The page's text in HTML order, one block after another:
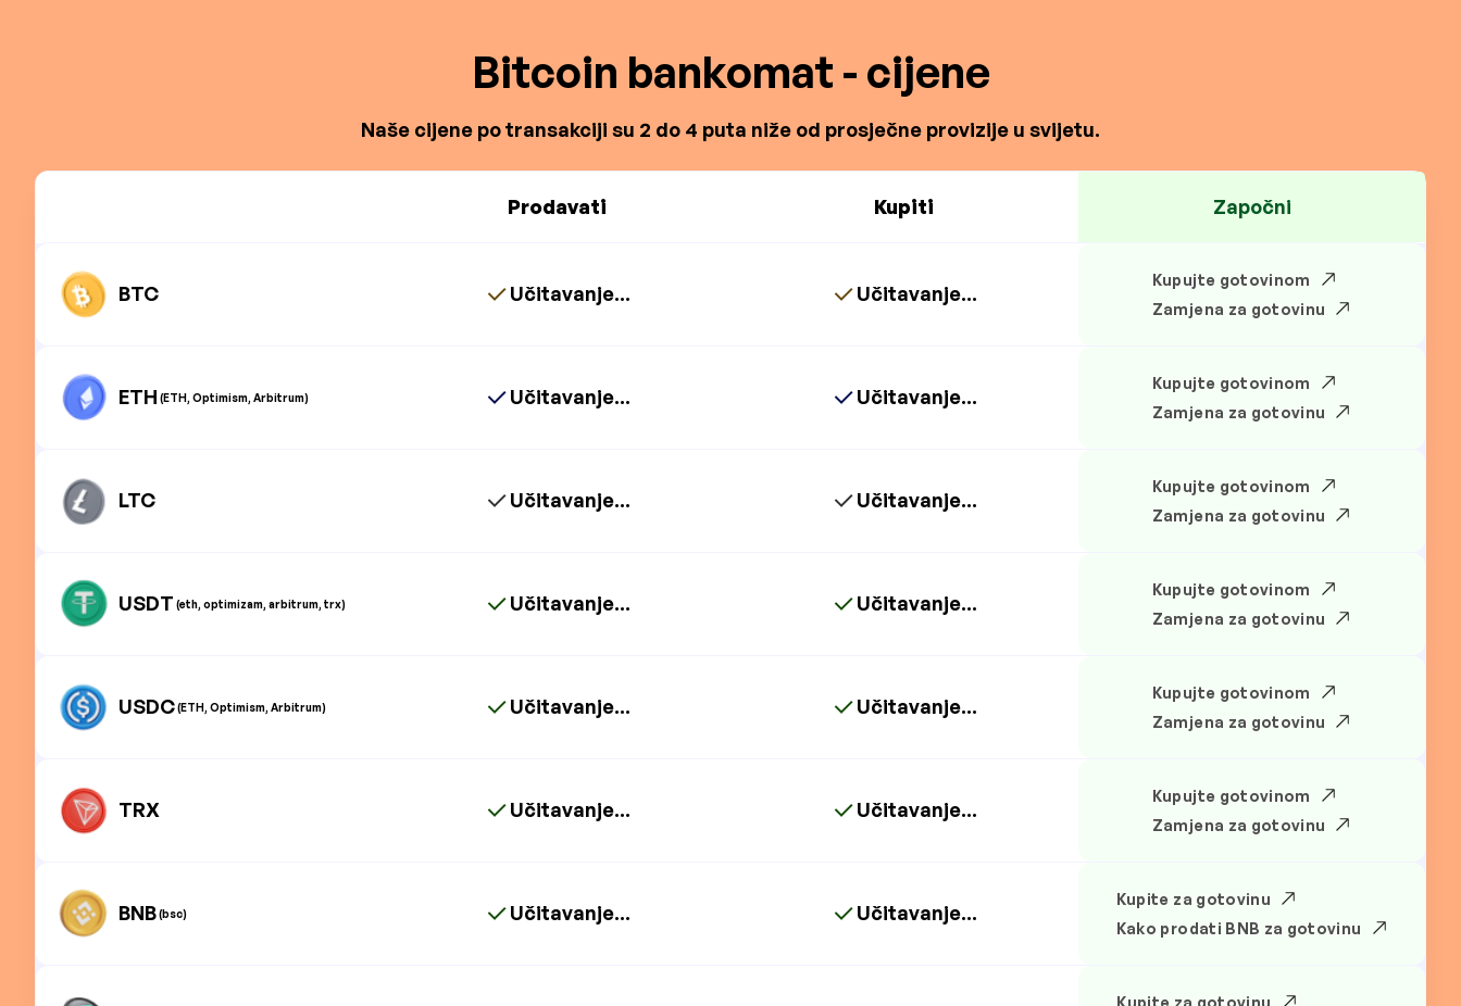
Bitcoin bankomat - cijene
Naše cijene po transakciji su 2 do 4 puta niže od prosječne provizije u svijetu.
Prodavati Kupiti Započni
BTC Učitavanje... Učitavanje...
Kupujte gotovinom
Zamjena za gotovinu
ETH (ETH, Optimism, Arbitrum) Učitavanje... Učitavanje...
Kupujte gotovinom
Zamjena za gotovinu
LTC Učitavanje... Učitavanje...
Kupujte gotovinom
Zamjena za gotovinu
USDT (eth, optimizam, arbitrum, trx) Učitavanje... Učitavanje...
Kupujte gotovinom
Zamjena za gotovinu
USDC(ETH, Optimism, Arbitrum) Učitavanje... Učitavanje...
Kupujte gotovinom
Zamjena za gotovinu
TRX Učitavanje... Učitavanje...
Kupujte gotovinom
Zamjena za gotovinu
BNB(bsc) Učitavanje... Učitavanje...
Kupite za gotovinu
Kako prodati BNB za gotovinu
Kupite za gotovinu